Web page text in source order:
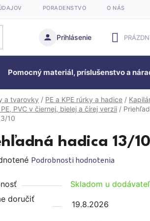
PORADENSTVO O NÁS
Prihlásenie
KOŠÍK
Pomocný materiál, príslušenstvo a
a tvarovky / PE a KPE rúrky a hadice /
PVC v čiernej, bielej a čírej verzii /
10
hadica 13/10
Podrobnosti hodnotenia
Skladom u
doručiť
19.8.2026